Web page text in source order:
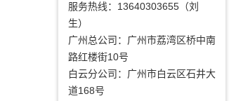
服务热线：13640303655（刘
生）
广州总公司：广州市荔湾区桥中南
路红楼街10号
白云分公司：广州市白云区石井大
道168号